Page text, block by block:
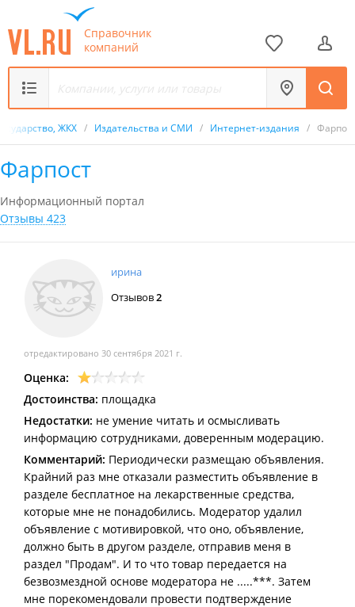
Справочник
компаний
ЖКХ / Издательства и СМИ / Интернет-издания /
Фарпост
Информационный портал
Отзывы 423
ирина
Отзывов2
отредактировано 30 сентября 2021 г.
Оценка:
Достоинства: площадка
Недостатки: не умение читать и осмысливать
информацию сотрудниками, доверенным модерацию.
Комментарий: Периодически размещаю объявления.
Крайний раз мне отказали разместить объявление в
разделе бесплатное на лекарственные средства,
которые мне не понадобились. Модератор удалил
объявление с мотивировкой, что оно, объявление,
должно быть в другом разделе, отправив меня в
раздел "Продам". И то что товар передается на
безвозмездной основе модератора не .....***. Затем
мне порекомендовали провести подтверждение